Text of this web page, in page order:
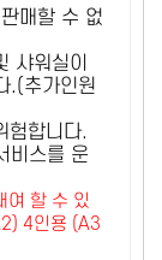
매할 수 없
샤워실이
.(추가인원
험합니다.
비스를 운
여 할 수 있
4인용 (A3